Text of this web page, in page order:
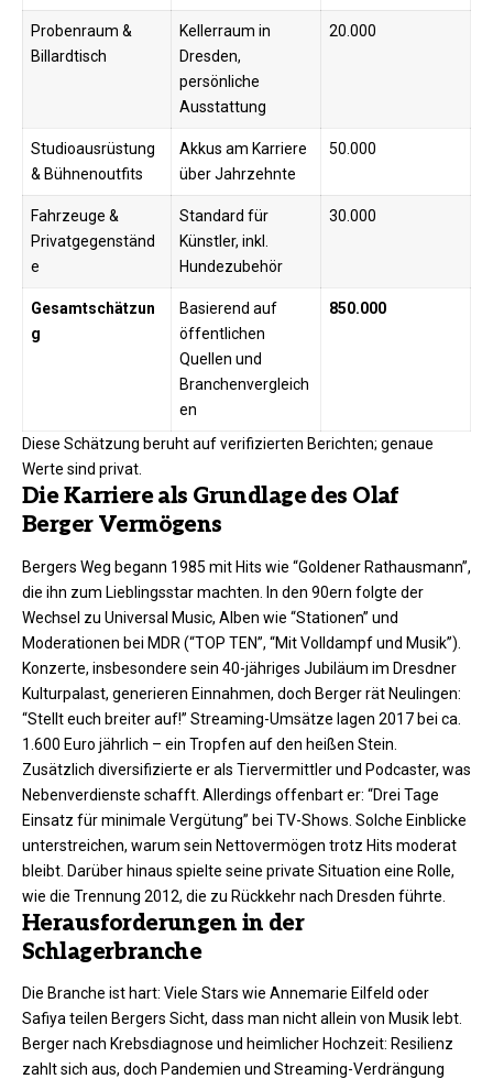
Probenraum &
Billardtisch
Kellerraum in
Dresden,
persönliche
Ausstattung ​
20.000
Studioausrüstung
& Bühnenoutfits
Akkus am Karriere
über Jahrzehnte ​
50.000
Fahrzeuge &
Privatgegenständ
e
Standard für
Künstler, inkl.
Hundezubehör ​
30.000
Gesamtschätzun
g
Basierend auf
öffentlichen
Quellen und
Branchenvergleich
en ​
850.000
Diese Schätzung beruht auf verifizierten Berichten; genaue
Werte sind privat.​
Die Karriere als Grundlage des Olaf
Berger Vermögens
Bergers Weg begann 1985 mit Hits wie “Goldener Rathausmann”,
die ihn zum Lieblingsstar machten. In den 90ern folgte der
Wechsel zu Universal Music, Alben wie “Stationen” und
Moderationen bei MDR (“TOP TEN”, “Mit Volldampf und Musik”).
Konzerte, insbesondere sein 40-jähriges Jubiläum im Dresdner
Kulturpalast, generieren Einnahmen, doch Berger rät Neulingen:
“Stellt euch breiter auf!” Streaming-Umsätze lagen 2017 bei ca.
1.600 Euro jährlich – ein Tropfen auf den heißen Stein.​
Zusätzlich diversifizierte er als Tiervermittler und Podcaster, was
Nebenverdienste schafft. Allerdings offenbart er: “Drei Tage
Einsatz für minimale Vergütung” bei TV-Shows. Solche Einblicke
unterstreichen, warum sein Nettovermögen trotz Hits moderat
bleibt. Darüber hinaus spielte seine private Situation eine Rolle,
wie die Trennung 2012, die zu Rückkehr nach Dresden führte.​
Herausforderungen in der
Schlagerbranche
Die Branche ist hart: Viele Stars wie Annemarie Eilfeld oder
Safiya teilen Bergers Sicht, dass man nicht allein von Musik lebt.
Berger nach Krebsdiagnose und heimlicher Hochzeit: Resilienz
zahlt sich aus, doch Pandemien und Streaming-Verdrängung